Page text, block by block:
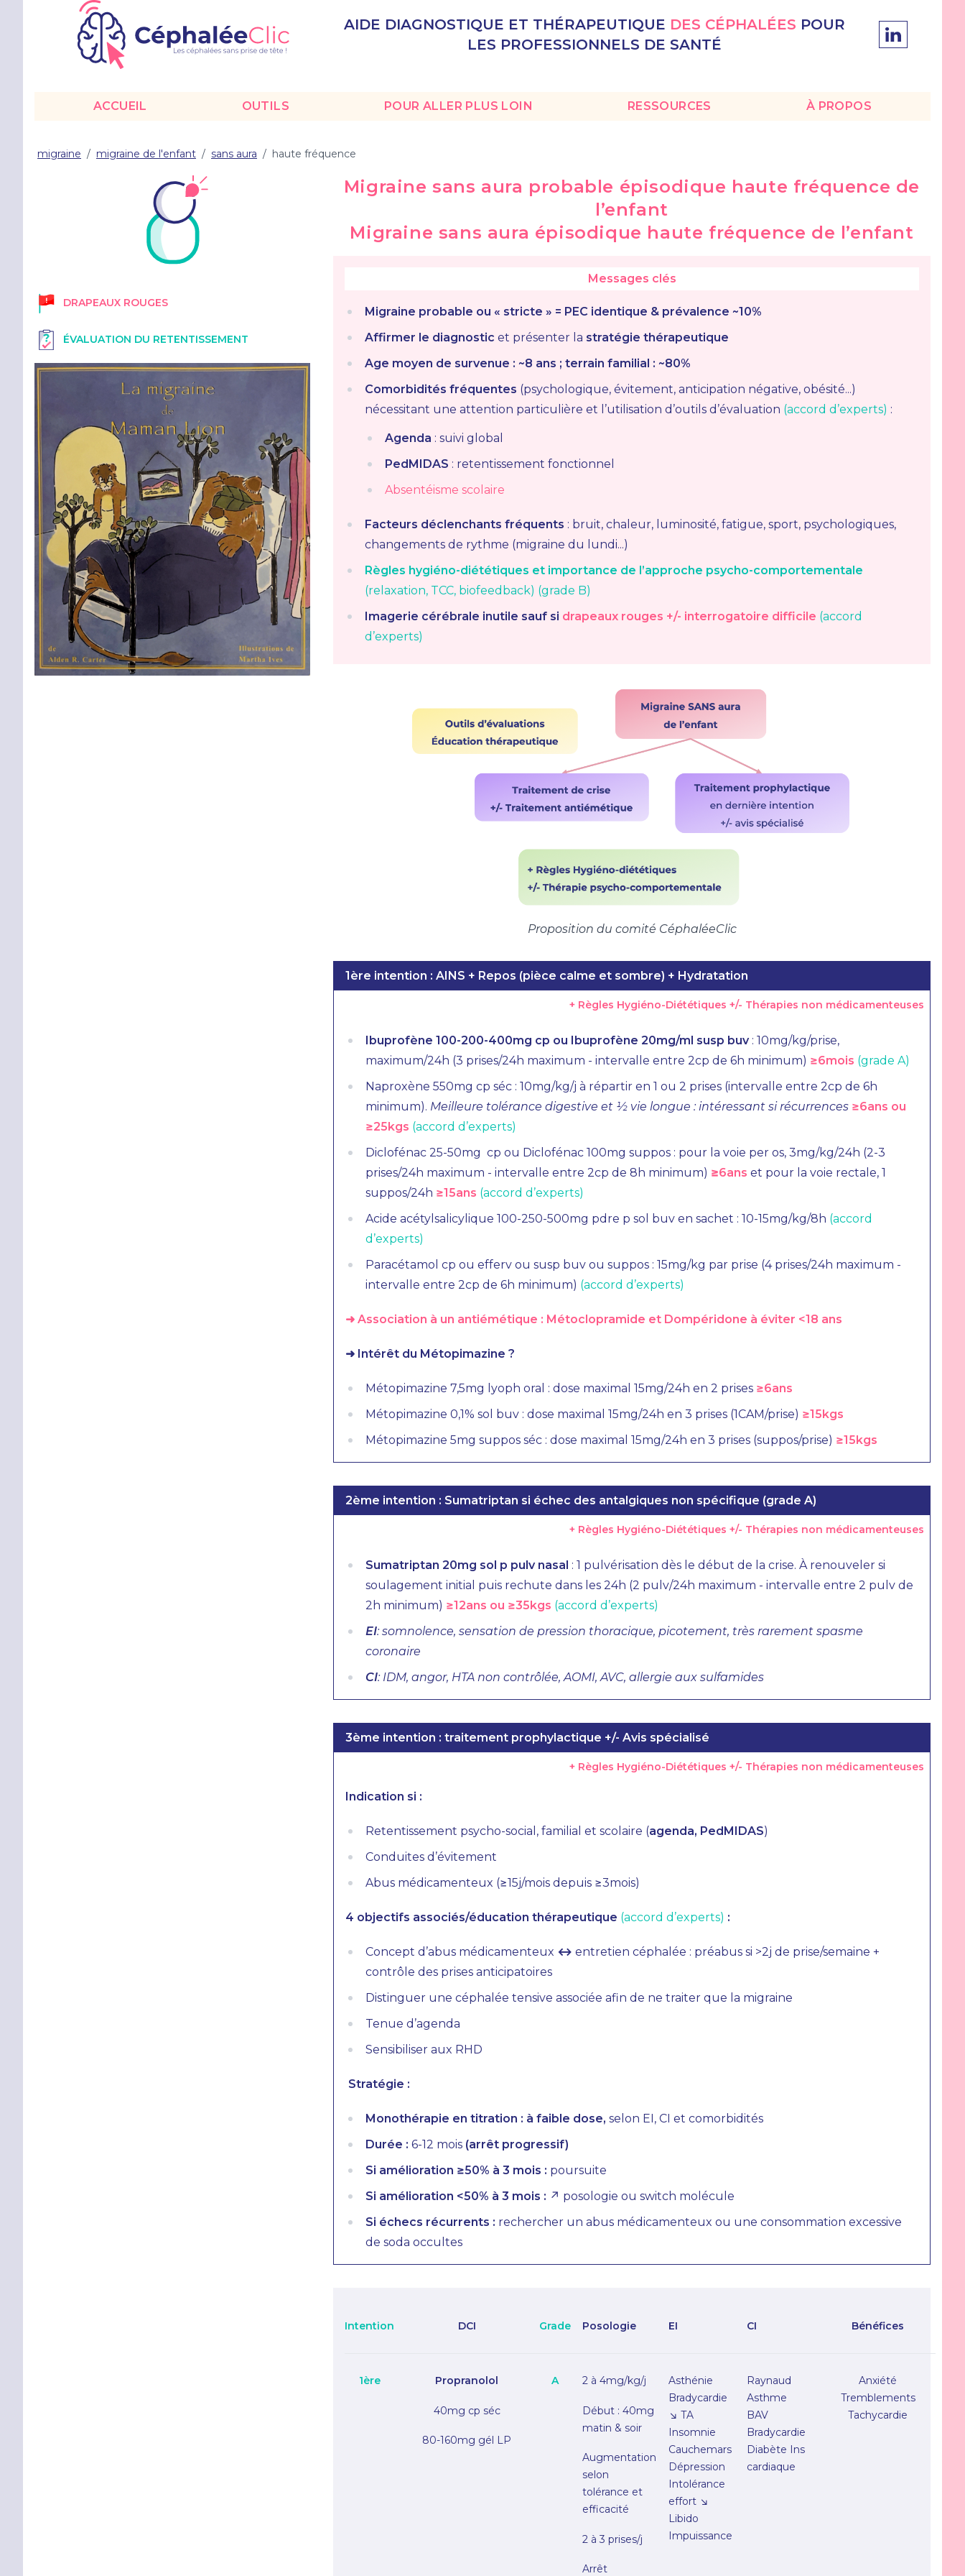
AIDE DIAGNOSTIQUE ET THÉRAPEUTIQUE DES CÉPHALÉES POUR
LES PROFESSIONNELS DE SANTÉ
ACCUEIL OUTILS POUR ALLER PLUS LOIN RESSOURCES À PROPOS
migraine / migraine de l'enfant / sans aura / haute fréquence
DRAPEAUX ROUGES
ÉVALUATION DU RETENTISSEMENT
Migraine sans aura probable épisodique haute fréquence de
l’enfant
Migraine sans aura épisodique haute fréquence de l’enfant
Messages clés
Migraine probable ou « stricte » = PEC identique & prévalence ~10%
Affirmer le diagnostic et présenter la stratégie thérapeutique
Age moyen de survenue : ~8 ans ; terrain familial : ~80%
Comorbidités fréquentes (psychologique, évitement, anticipation négative, obésité...)
nécessitant une attention particulière et l’utilisation d’outils d’évaluation (accord d’experts) :
Agenda : suivi global
PedMIDAS : retentissement fonctionnel
Absentéisme scolaire
Facteurs déclenchants fréquents : bruit, chaleur, luminosité, fatigue, sport, psychologiques,
changements de rythme (migraine du lundi...)
Règles hygiéno-diététiques et importance de l’approche psycho-comportementale
(relaxation, TCC, biofeedback) (grade B)
Imagerie cérébrale inutile sauf si drapeaux rouges +/- interrogatoire difficile (accord
d’experts)
Proposition du comité CéphaléeClic
1ère intention : AINS + Repos (pièce calme et sombre) + Hydratation
+ Règles Hygiéno-Diététiques +/- Thérapies non médicamenteuses
Ibuprofène 100-200-400mg cp ou Ibuprofène 20mg/ml susp buv : 10mg/kg/prise,
maximum/24h (3 prises/24h maximum - intervalle entre 2cp de 6h minimum) ≥6mois (grade A)
Naproxène 550mg cp séc : 10mg/kg/j à répartir en 1 ou 2 prises (intervalle entre 2cp de 6h
minimum). Meilleure tolérance digestive et ½ vie longue : intéressant si récurrences ≥6ans ou
≥25kgs (accord d’experts)
Diclofénac 25-50mg cp ou Diclofénac 100mg suppos : pour la voie per os, 3mg/kg/24h (2-3
prises/24h maximum - intervalle entre 2cp de 8h minimum) ≥6ans et pour la voie rectale, 1
suppos/24h ≥15ans (accord d’experts)
Acide acétylsalicylique 100-250-500mg pdre p sol buv en sachet : 10-15mg/kg/8h (accord
d’experts)
Paracétamol cp ou efferv ou susp buv ou suppos : 15mg/kg par prise (4 prises/24h maximum -
intervalle entre 2cp de 6h minimum) (accord d’experts)
➜ Association à un antiémétique : Métoclopramide et Dompéridone à éviter <18 ans
➜ Intérêt du Métopimazine ?
Métopimazine 7,5mg lyoph oral : dose maximal 15mg/24h en 2 prises ≥6ans
Métopimazine 0,1% sol buv : dose maximal 15mg/24h en 3 prises (1CAM/prise) ≥15kgs
Métopimazine 5mg suppos séc : dose maximal 15mg/24h en 3 prises (suppos/prise) ≥15kgs
2ème intention : Sumatriptan si échec des antalgiques non spécifique (grade A)
+ Règles Hygiéno-Diététiques +/- Thérapies non médicamenteuses
Sumatriptan 20mg sol p pulv nasal : 1 pulvérisation dès le début de la crise. À renouveler si
soulagement initial puis rechute dans les 24h (2 pulv/24h maximum - intervalle entre 2 pulv de
2h minimum) ≥12ans ou ≥35kgs (accord d’experts)
EI: somnolence, sensation de pression thoracique, picotement, très rarement spasme
coronaire
CI: IDM, angor, HTA non contrôlée, AOMI, AVC, allergie aux sulfamides
3ème intention : traitement prophylactique +/- Avis spécialisé
+ Règles Hygiéno-Diététiques +/- Thérapies non médicamenteuses
Indication si :
Retentissement psycho-social, familial et scolaire (agenda, PedMIDAS)
Conduites d’évitement
Abus médicamenteux (≥15j/mois depuis ≥3mois)
4 objectifs associés/éducation thérapeutique (accord d’experts) :
Concept d’abus médicamenteux ↔︎ entretien céphalée : préabus si >2j de prise/semaine +
contrôle des prises anticipatoires
Distinguer une céphalée tensive associée afin de ne traiter que la migraine
Tenue d’agenda
Sensibiliser aux RHD
Stratégie :
Monothérapie en titration : à faible dose, selon EI, CI et comorbidités
Durée : 6-12 mois (arrêt progressif)
Si amélioration ≥50% à 3 mois : poursuite
Si amélioration <50% à 3 mois : ↗︎ posologie ou switch molécule
Si échecs récurrents : rechercher un abus médicamenteux ou une consommation excessive
de soda occultes
Intention DCI Grade Posologie EI CI Bénéfices
1ère Propranolol
40mg cp séc
80-160mg gél LP
A 2 à 4mg/kg/j
Début : 40mg
matin & soir
Augmentation
selon
tolérance et
efficacité
2 à 3 prises/j
Arrêt
Asthénie
Bradycardie
↘︎ TA
Insomnie
Cauchemars
Dépression
Intolérance
effort ↘︎
Libido
Impuissance
Raynaud
Asthme
BAV
Bradycardie
Diabète Ins
cardiaque
Anxiété
Tremblements
Tachycardie